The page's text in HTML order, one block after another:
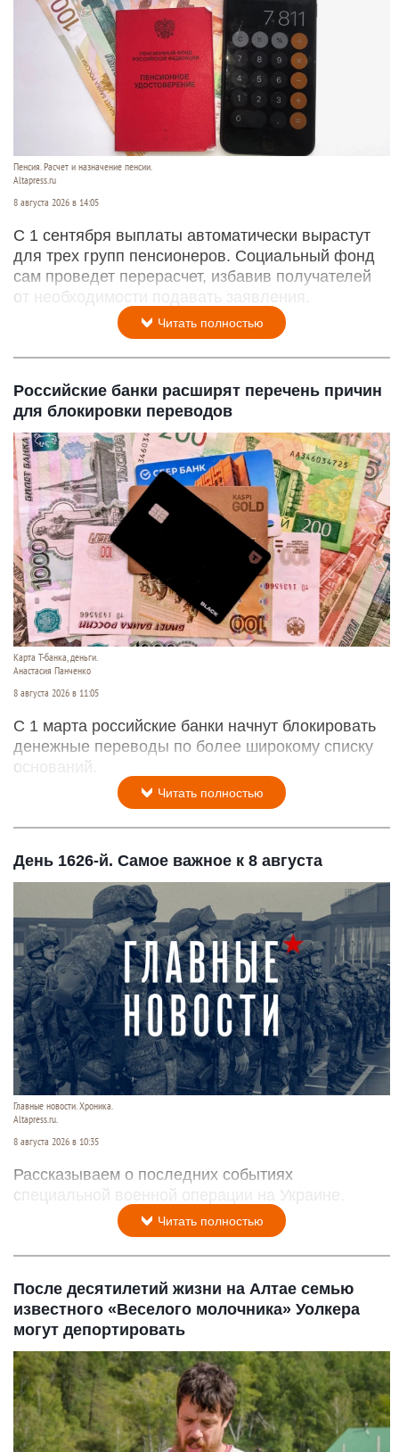
Пенсия. Расчет и назначение пенсии.
Altapress.ru
8 августа 2026 в 14:05
С 1 сентября выплаты автоматически вырастут
для трех групп пенсионеров. Социальный фонд
сам проведет перерасчет, избавив получателей
от необходимости подавать заявления.
Читать полностью
Российские банки расширят перечень причин
для блокировки переводов
Карта Т-банка, деньги.
Анастасия Панченко
8 августа 2026 в 11:05
С 1 марта российские банки начнут блокировать
денежные переводы по более широкому списку
оснований.
Читать полностью
День 1626-й. Самое важное к 8 августа
Главные новости. Хроника.
Altapress.ru.
8 августа 2026 в 10:35
Рассказываем о последних событиях
специальной военной операции на Украине.
Читать полностью
После десятилетий жизни на Алтае семью
известного «Веселого молочника» Уолкера
могут депортировать